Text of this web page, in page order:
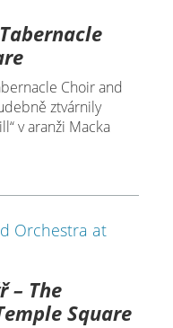
Choir and
ztvárnily
v aranži Macka
– The
Square